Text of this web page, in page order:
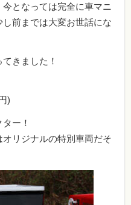
となっては完全に車マニ
前までは大変お世話にな
きました！
)
ー！
リジナルの特別車両だそ